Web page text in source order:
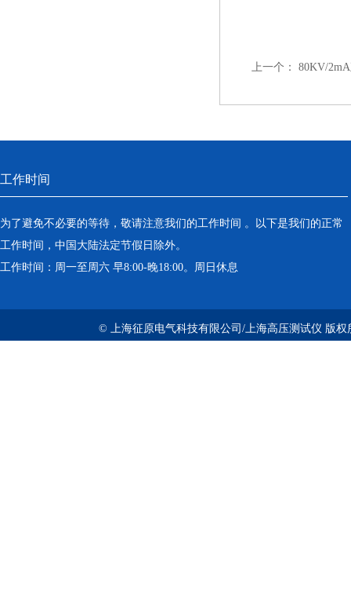
上一个： 80KV/
工作时间
为了避免不必要的等待，敬请注意我们的工作时间 。以下是我们的正常
工作时间，中国大陆法定节假日除外。
工作时间：周一至周六 早8:00-晚18:00。周日休息
© 上海征原电气科技有限公司/上海高压测试仪 版权